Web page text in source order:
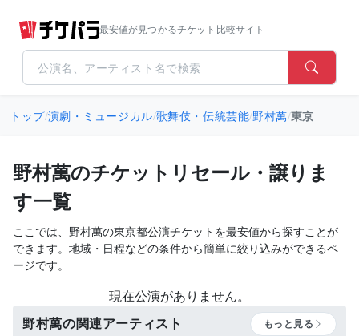
最安値が見つかるチケット比較サイト
トップ/演劇・ミュージカル/歌舞伎・伝統芸能/野村萬/東京
野村萬のチケットリセール・譲りま
す一覧
ここでは、野村萬の東京都公演チケットを最安値から探すことが
できます。地域・日程などの条件から簡単に絞り込みができるペ
ージです。
現在公演がありません。
野村萬の関連アーティスト もっと見る